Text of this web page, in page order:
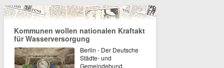
Kommunen wollen nationalen Kraftakt
für Wasserversorgung
Berlin - Der Deutsche
Städte- und
Gemeindebund